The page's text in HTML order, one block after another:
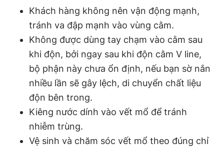
Khách hàng không nên vận động mạnh,
tránh va đập mạnh vào vùng cằm.
Không được dùng tay chạm vào cằm sau
khi độn, bởi ngay sau khi độn cằm V line,
bộ phận này chưa ổn định, nếu bạn sờ nắn
nhiều lần sẽ gây lệch, di chuyển chất liệu
độn bên trong.
Kiêng nước dính vào vết mổ để tránh
nhiễm trùng.
Vệ sinh và chăm sóc vết mổ theo đúng chỉ